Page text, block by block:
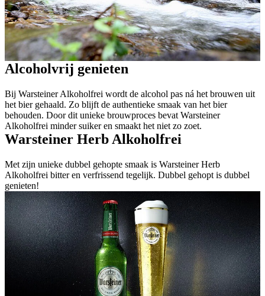
Alcoholvrij genieten
Bij Warsteiner Alkoholfrei wordt de alcohol pas ná het brouwen uit
het bier gehaald. Zo blijft de authentieke smaak van het bier
behouden. Door dit unieke brouwproces bevat Warsteiner
Alkoholfrei minder suiker en smaakt het niet zo zoet.
Warsteiner Herb Alkoholfrei
Met zijn unieke dubbel gehopte smaak is Warsteiner Herb
Alkoholfrei bitter en verfrissend tegelijk. Dubbel gehopt is dubbel
genieten!